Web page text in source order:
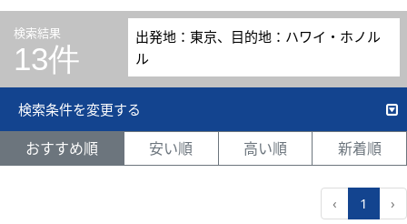
検索結果
13件
出発地：東京、目的地：ハワイ・ホノル
ル
検索条件を変更する
おすすめ順 安い順 高い順 新着順
‹ 1 ›